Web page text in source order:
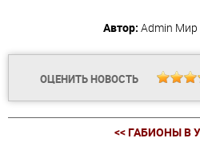
Автор: Admin Мир
ОЦЕНИТЬ НОВОСТЬ
<< ГАБИОНЫ В